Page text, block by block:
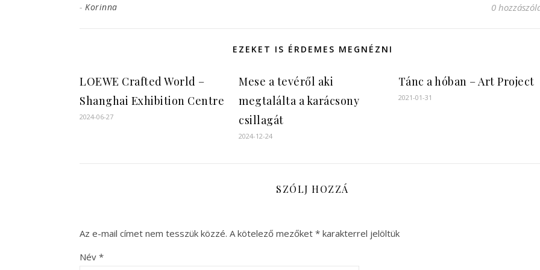
- Korinna 0
EZEKET IS ÉRDEMES MEGNÉZNI
LOEWE Crafted World –
Shanghai Exhibition Centre
2024-06-27
Mese a tevéről aki
megtalálta a karácsony
csillagát
2024-12-24
Tánc a hóban – Art Project
2021-01-31
SZÓLJ HOZZÁ
Az e-mail címet nem tesszük közzé. A kötelező mezőket * karakterrel jelöltük
Név *